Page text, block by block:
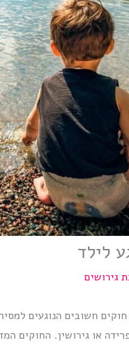
לילד
גירושים
חשובים הנוגעים
או גירושין. החוקים